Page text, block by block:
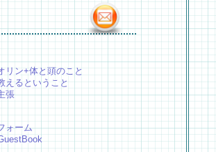
リン+体と頭のこと
えるということ
張
ォーム